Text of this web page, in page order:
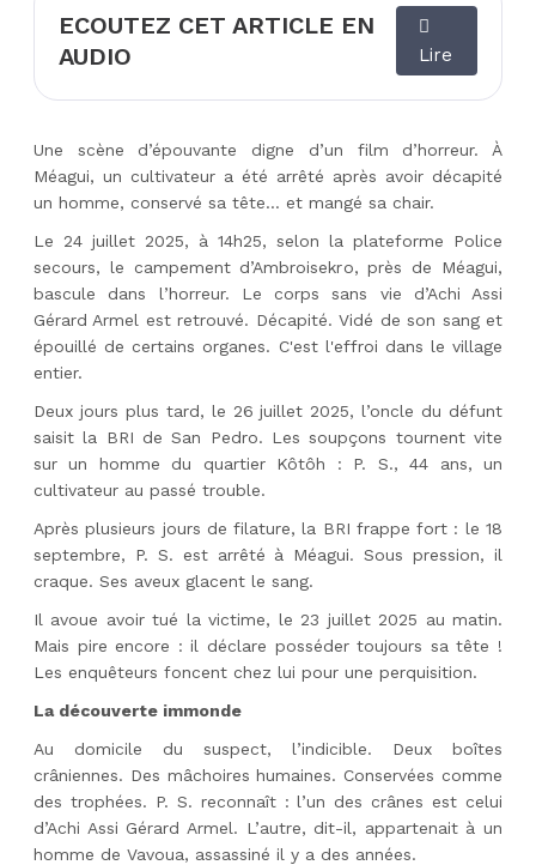
ECOUTEZ CET ARTICLE EN
AUDIO
Lire
Une scène d’épouvante digne d’un film d’horreur. À
Méagui, un cultivateur a été arrêté après avoir décapité
un homme, conservé sa tête… et mangé sa chair.
Le 24 juillet 2025, à 14h25, selon la plateforme Police
secours, le campement d’Ambroisekro, près de Méagui,
bascule dans l’horreur. Le corps sans vie d’Achi Assi
Gérard Armel est retrouvé. Décapité. Vidé de son sang et
épouillé de certains organes. C'est l'effroi dans le village
entier.
Deux jours plus tard, le 26 juillet 2025, l’oncle du défunt
saisit la BRI de San Pedro. Les soupçons tournent vite
sur un homme du quartier Kôtôh : P. S., 44 ans, un
cultivateur au passé trouble.
Après plusieurs jours de filature, la BRI frappe fort : le 18
septembre, P. S. est arrêté à Méagui. Sous pression, il
craque. Ses aveux glacent le sang.
Il avoue avoir tué la victime, le 23 juillet 2025 au matin.
Mais pire encore : il déclare posséder toujours sa tête !
Les enquêteurs foncent chez lui pour une perquisition.
La découverte immonde
Au domicile du suspect, l’indicible. Deux boîtes
crâniennes. Des mâchoires humaines. Conservées comme
des trophées. P. S. reconnaît : l’un des crânes est celui
d’Achi Assi Gérard Armel. L’autre, dit-il, appartenait à un
homme de Vavoua, assassiné il y a des années.